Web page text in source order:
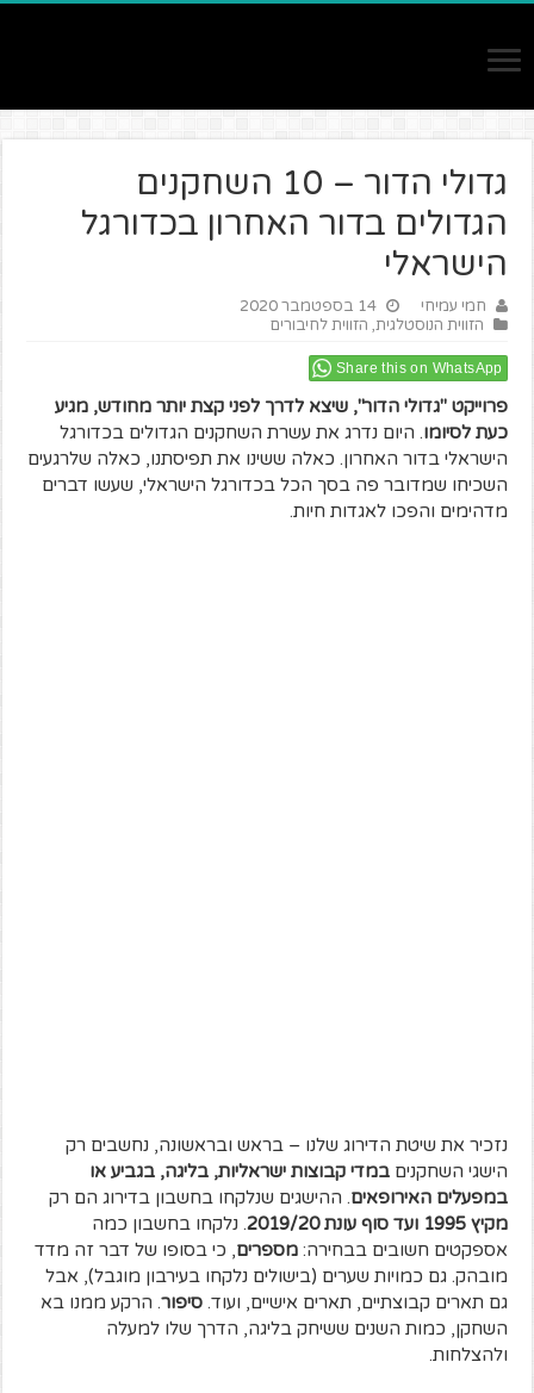
גדולי הדור – 10 השחקנים
הגדולים בדור האחרון בכדורגל
הישראלי
חמי עמיחי
14 בספטמבר 2020
הזווית הנוסטלגית, הזווית לחיבורים
Share this on WhatsApp
פרוייקט "גדולי הדור", שיצא לדרך לפני קצת יותר מחודש, מגיע
כעת לסיומו. היום נדרג את עשרת השחקנים הגדולים בכדורגל
הישראלי בדור האחרון. כאלה ששינו את תפיסתנו, כאלה שלרגעים
השכיחו שמדובר פה בסך הכל בכדורגל הישראלי, שעשו דברים
מדהימים והפכו לאגדות חיות.
נזכיר את שיטת הדירוג שלנו – בראש ובראשונה, נחשבים רק
הישגי השחקניםבמדי קבוצות ישראליות, בליגה, בגביע או
במפעלים האירופאים. ההישגים שנלקחו בחשבון בדירוג הם רק
מקיץ 1995 ועד סוף עונת 2019/20
. נלקחו בחשבון כמה
אספקטים חשובים בבחירה:מספרים, כי בסופו של דבר זה מדד
מובהק. גם כמויות שערים (בישולים נלקחו בעירבון מוגבל), אבל
גם תארים קבוצתיים, תארים אישיים, ועוד.סיפור. הרקע ממנו בא
השחקן, כמות השנים ששיחק בליגה, הדרך שלו למעלה
ולהצלחות.